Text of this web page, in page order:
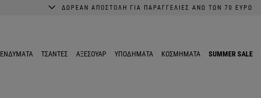
ΔΩΡΕΑΝ ΑΠΟΣΤΟΛΗ ΓΙΑ ΠΑΡΑΓΓΕΛΙΕΣ ΑΝΩ ΤΩΝ 70 ΕΥΡΩ
ΕΝΔΥΜΑΤΑ ΤΣΑΝΤΕΣ ΑΞΕΣΟΥΑΡ ΥΠΟΔΗΜΑΤΑ ΚΟΣΜΗΜΑΤΑ SUMMER SALE